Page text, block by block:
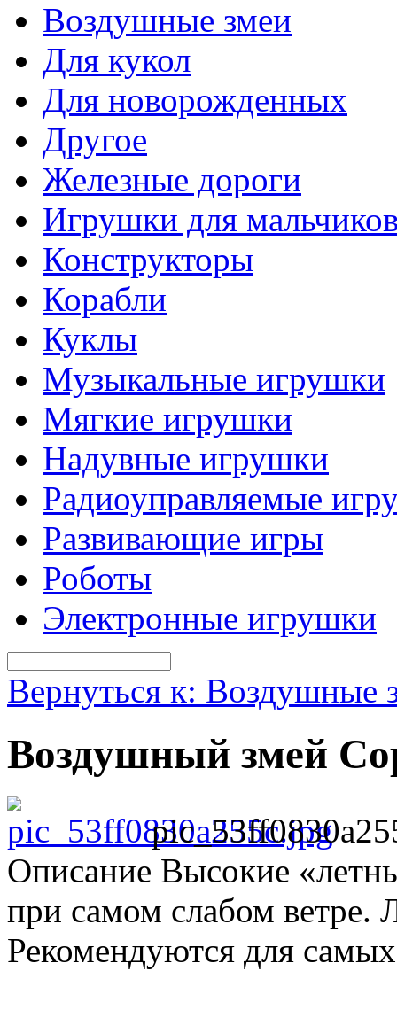
Воздушные змеи
Для кукол
Для новорожденных
Другое
Железные дороги
Игрушки для
Конструкторы
Корабли
Куклы
Музыкальные игрушки
Мягкие игрушки
Надувные игрушки
Радиоуправляемые
Развивающие игры
Роботы
Электронные игрушки
Вернуться к: Воздушные
Воздушный змей
Описание Высокие
при самом слабом ветре.
Рекомендуются для